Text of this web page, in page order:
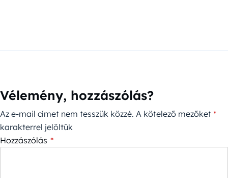
Vélemény, hozzászólás?
Az e-mail címet nem tesszük közzé. A kötelező mezőket *
karakterrel jelöltük
Hozzászólás *